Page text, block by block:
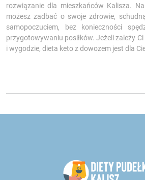
rozwiązanie dla mieszkańców Kalisza.
możesz zadbać o swoje zdrowie,
samopoczuciem, bez konieczności
przygotowywaniu posiłków. Jeżeli zależy
i wygodzie, dieta keto z dowozem jest dla